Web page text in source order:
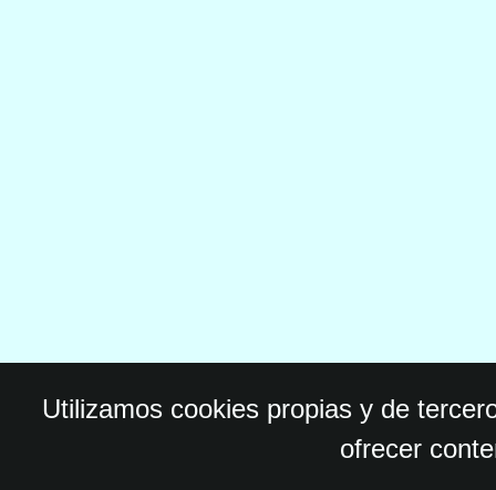
Utilizamos cookies propias y de
ofrecer